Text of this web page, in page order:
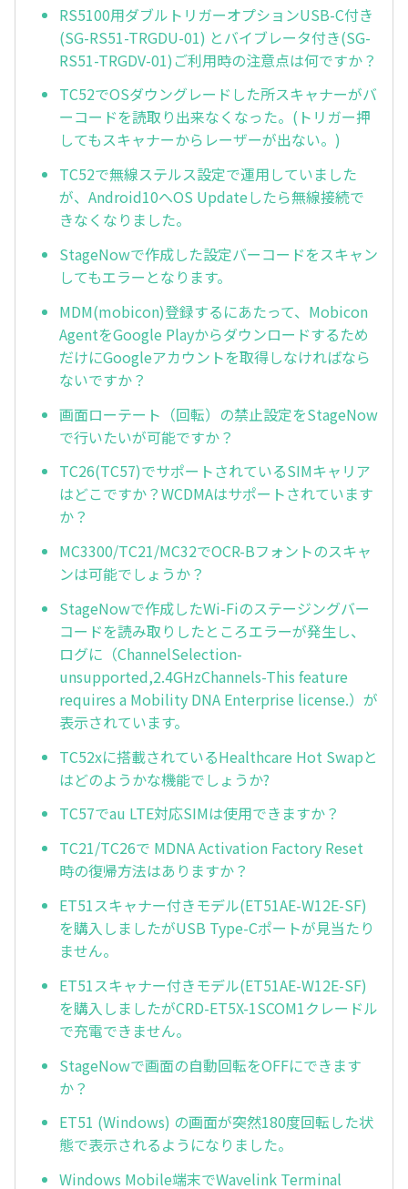
RS5100用ダブルトリガーオプションUSB-C付き
(SG-RS51-TRGDU-01) とバイブレータ付き(SG-
RS51-TRGDV-01)ご利用時の注意点は何ですか？
TC52でOSダウングレードした所スキャナーがバ
ーコードを読取り出来なくなった。(トリガー押
してもスキャナーからレーザーが出ない。)
TC52で無線ステルス設定で運用していました
が、Android10へOS Updateしたら無線接続で
きなくなりました。
StageNowで作成した設定バーコードをスキャン
してもエラーとなります。
MDM(mobicon)登録するにあたって、Mobicon
AgentをGoogle Playからダウンロードするため
だけにGoogleアカウントを取得しなければなら
ないですか？
画面ローテート（回転）の禁止設定をStageNow
で行いたいが可能ですか？
TC26(TC57)でサポートされているSIMキャリア
はどこですか？WCDMAはサポートされています
か？
MC3300/TC21/MC32でOCR-Bフォントのスキャ
ンは可能でしょうか？
StageNowで作成したWi-Fiのステージングバー
コードを読み取りしたところエラーが発生し、
ログに（ChannelSelection-
unsupported,2.4GHzChannels-This feature
requires a Mobility DNA Enterprise license.）が
表示されています。
TC52xに搭載されているHealthcare Hot Swapと
はどのようかな機能でしょうか?
TC57でau LTE対応SIMは使用できますか？
TC21/TC26で MDNA Activation Factory Reset
時の復帰方法はありますか？
ET51スキャナー付きモデル(ET51AE-W12E-SF)
を購入しましたがUSB Type-Cポートが見当たり
ません。
ET51スキャナー付きモデル(ET51AE-W12E-SF)
を購入しましたがCRD-ET5X-1SCOM1クレードル
で充電できません。
StageNowで画面の自動回転をOFFにできます
か？
ET51 (Windows) の画面が突然180度回転した状
態で表示されるようになりました。
Windows Mobile端末でWavelink Terminal